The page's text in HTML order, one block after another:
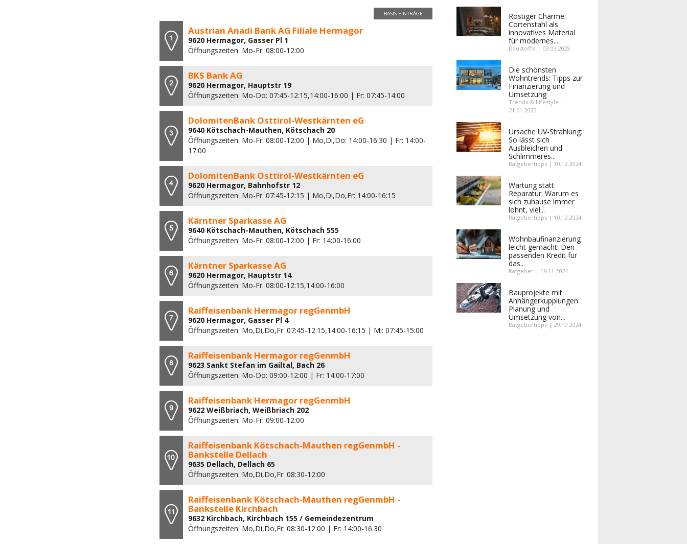
BASIS EINTRÄGE
Austrian Anadi Bank AG Filiale Hermagor
9620 Hermagor, Gasser Pl 1
Öffnungszeiten: Mo-Fr: 08:00-12:00
BKS Bank AG
9620 Hermagor, Hauptstr 19
Öffnungszeiten: Mo-Do: 07:45-12:15,14:00-16:00 | Fr: 07:45-14:00
DolomitenBank Osttirol-Westkärnten eG
9640 Kötschach-Mauthen, Kötschach 20
Öffnungszeiten: Mo-Fr: 08:00-12:00 | Mo,Di,Do: 14:00-16:30 | Fr: 14:00-
17:00
DolomitenBank Osttirol-Westkärnten eG
9620 Hermagor, Bahnhofstr 12
Öffnungszeiten: Mo-Fr: 07:45-12:15 | Mo,Di,Do,Fr: 14:00-16:15
Kärntner Sparkasse AG
9640 Kötschach-Mauthen, Kötschach 555
Öffnungszeiten: Mo-Fr: 08:00-12:00 | Fr: 14:00-16:00
Kärntner Sparkasse AG
9620 Hermagor, Hauptstr 14
Öffnungszeiten: Mo-Fr: 08:00-12:15,14:00-16:00
Raiffeisenbank Hermagor regGenmbH
9620 Hermagor, Gasser Pl 4
Öffnungszeiten: Mo,Di,Do,Fr: 07:45-12:15,14:00-16:15 | Mi: 07:45-15:00
Raiffeisenbank Hermagor regGenmbH
9623 Sankt Stefan im Gailtal, Bach 26
Öffnungszeiten: Mo-Do: 09:00-12:00 | Fr: 14:00-17:00
Raiffeisenbank Hermagor regGenmbH
9622 Weißbriach, Weißbriach 202
Öffnungszeiten: Mo-Fr: 09:00-12:00
Raiffeisenbank Kötschach-Mauthen regGenmbH -
Bankstelle Dellach
9635 Dellach, Dellach 65
Öffnungszeiten: Mo,Di,Do,Fr: 08:30-12:00
Raiffeisenbank Kötschach-Mauthen regGenmbH -
Bankstelle Kirchbach
9632 Kirchbach, Kirchbach 155 / Gemeindezentrum
Öffnungszeiten: Mo,Di,Do,Fr: 08:30-12:00 | Fr: 14:00-16:30
Rostiger Charme:
Cortenstahl als
innovatives Material
für modernes...
Baustoffe | 03.03.2025
Die schönsten
Wohntrends: Tipps zur
Finanzierung und
Umsetzung
Trends & Lifestyle |
21.01.2025
Ursache UV-Strahlung:
So lässt sich
Ausbleichen und
Schlimmeres...
Ratgebertipps | 10.12.2024
Wartung statt
Reparatur: Warum es
sich zuhause immer
lohnt, viel...
Ratgebertipps | 10.12.2024
Wohnbaufinanzierung
leicht gemacht: Den
passenden Kredit für
das...
Ratgeber | 19.11.2024
Bauprojekte mit
Anhängerkupplungen:
Planung und
Umsetzung von...
Ratgebertipps | 29.10.2024